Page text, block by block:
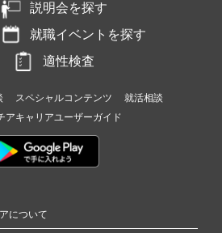
説明会を探す
就職イベントを探す
適性検査
スペシャルコンテンツ
就活相談
アキャリアユーザーガイド
について